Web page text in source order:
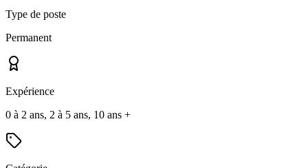
Type de poste
Permanent
Expérience
0 à 2 ans, 2 à 5 ans, 10 ans +